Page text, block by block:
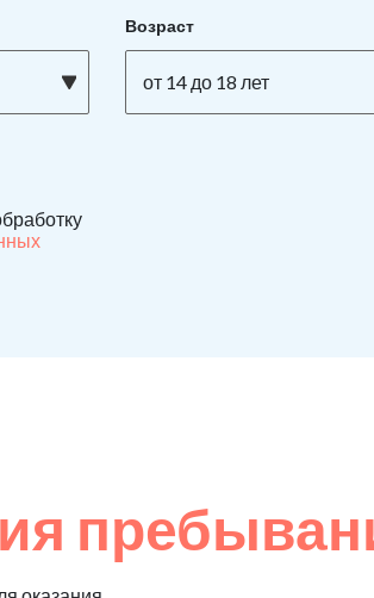
Возраст
от 14 до 18 лет